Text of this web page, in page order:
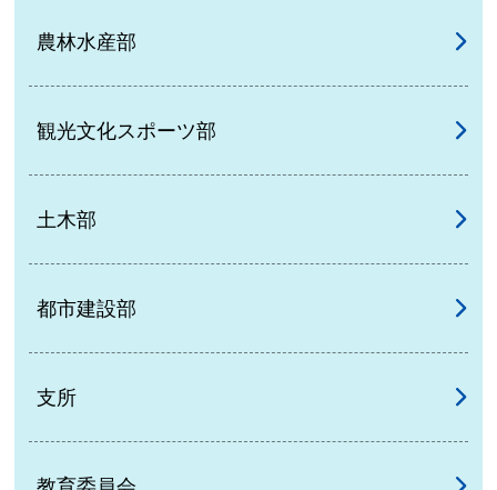
農林水産部
観光文化スポーツ部
土木部
都市建設部
支所